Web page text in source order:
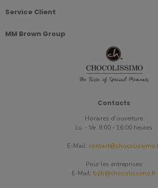
Service Client
MM Brown Group
Contacts
Horaires d'ouverture
Lu. - Ve. 8:00 - 16:00 heures
E-Mail:
Pour les entreprises
E-Mail: b2b@chocolissimo.fr